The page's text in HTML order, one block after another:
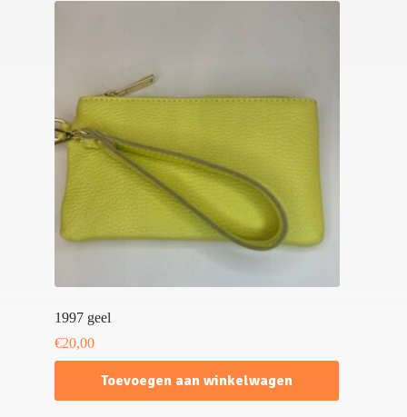
1997 geel
€20,00
Toevoegen aan winkelwagen